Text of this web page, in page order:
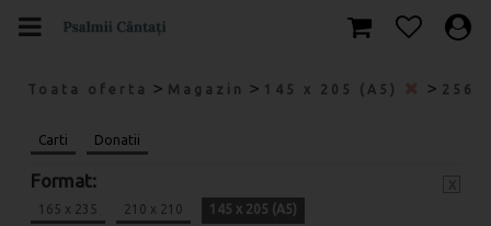
Toata oferta > Magazin > 145 x 205 (A5) > 256
Carti Donatii
Format:
165 x 235 210 x 210 145 x 205 (A5)